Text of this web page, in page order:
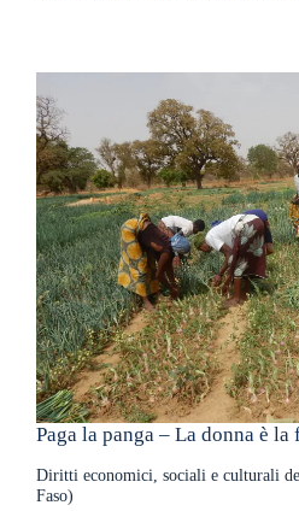
Paga la panga – La donna è la
Diritti economici, sociali e culturali
Faso)